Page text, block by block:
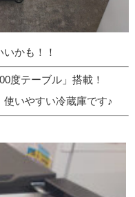
かも！！
度テーブル」搭載！
いやすい冷蔵庫です♪